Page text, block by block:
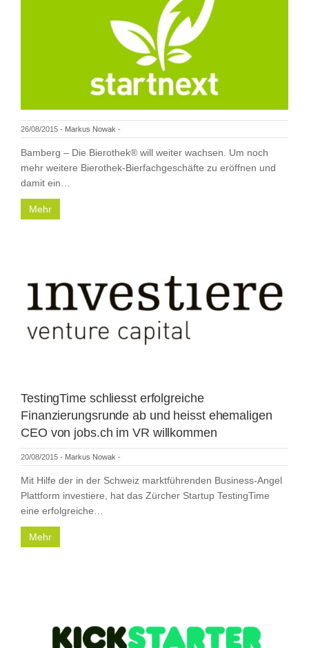
26/08/2015 - Markus Nowak -
Bamberg – Die Bierothek® will weiter wachsen. Um noch
mehr weitere Bierothek-Bierfachgeschäfte zu eröffnen und
damit ein…
Mehr
TestingTime schliesst erfolgreiche
Finanzierungsrunde ab und heisst ehemaligen
CEO von jobs.ch im VR willkommen
20/08/2015 - Markus Nowak -
Mit Hilfe der in der Schweiz marktführenden Business-Angel
Plattform investiere, hat das Zürcher Startup TestingTime
eine erfolgreiche…
Mehr